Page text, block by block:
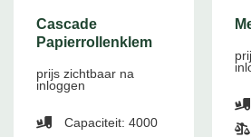
Cascade
Papierrollenklem
prijs zichtbaar na
inloggen
Capaciteit: 4000